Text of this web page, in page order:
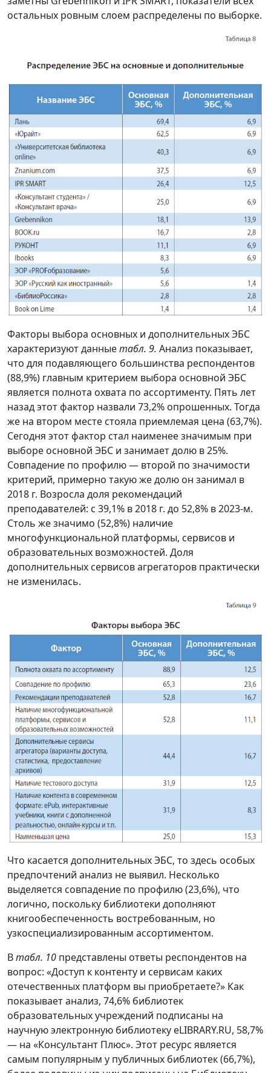
остальных ровным слоем распределены по выборке.
Факторы выбора основных и дополнительных ЭБС
характеризуют данныетабл. 9. Анализ показывает,
что для подавляющего большинства респондентов
(88,9%) главным критерием выбора основной ЭБС
является полнота охвата по ассортименту. Пять лет
назад этот фактор назвали 73,2% опрошенных. Тогда
же на втором месте стояла приемлемая цена (63,7%).
Сегодня этот фактор стал наименее значимым при
выборе основной ЭБС и занимает долю в 25%.
Совпадение по профилю — второй по значимости
критерий, примерно такую же долю он занимал в
2018 г. Возросла доля рекомендаций
преподавателей: с 39,1% в 2018 г. до 52,8% в 2023-м.
Столь же значимо (52,8%) наличие
многофункциональной платформы, сервисов и
образовательных возможностей. Доля
дополнительных сервисов агрегаторов практически
не изменилась.
Что касается дополнительных ЭБС, то здесь особых
предпочтений анализ не выявил. Несколько
выделяется совпадение по профилю (23,6%), что
логично, поскольку библиотеки дополняют
книгообеспеченность востребованным, но
узкоспециализированным ассортиментом.
Втабл. 10 представлены ответы респондентов на
вопрос: «Доступ к контенту и сервисам каких
отечественных платформ вы приобретаете?» Как
показывает анализ, 74,6% библиотек
образовательных учреждений подписаны на
научную электронную библиотеку eLIBRARY.RU, 58,7%
— на «Консультант Плюс». Этот ресурс является
самым популярным у публичных библиотек (66,7%),